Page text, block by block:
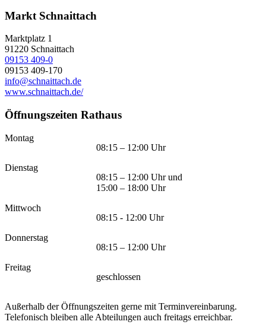
Markt Schnaittach
Marktplatz 1
91220 Schnaittach
09153 409-0
09153 409-170
info@schnaittach.de
www.schnaittach.de/
Öffnungszeiten Rathaus
Montag
08:15 – 12:00 Uhr
Dienstag
08:15 – 12:00 Uhr und
15:00 – 18:00 Uhr
Mittwoch
08:15 - 12:00 Uhr
Donnerstag
08:15 – 12:00 Uhr
Freitag
geschlossen
Außerhalb der Öffnungszeiten gerne mit Terminvereinbarung.
Telefonisch bleiben alle Abteilungen auch freitags erreichbar.